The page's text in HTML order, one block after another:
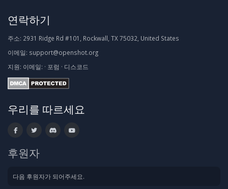
연락하기
주소: 2931 Ridge Rd #101, Rockwall, TX 75032, United States
이메일: support@openshot.org
지원: 이메일: · 포럼 · 디스코드
우리를 따르세요
후원자
다음 후원자가 되어주세요.